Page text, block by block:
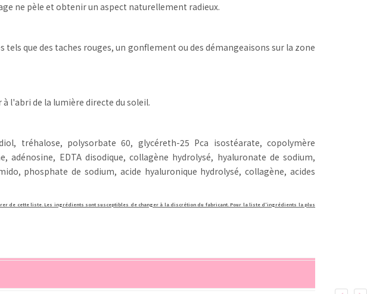
ne pèle et obtenir un aspect naturellement radieux.
que des taches rouges, un gonflement ou des démangeaisons sur la zone
l'abri de la lumière directe du soleil.
tréhalose, polysorbate 60, glycéreth-25 Pca isostéarate, copolymère
EDTA disodique, collagène hydrolysé, hyaluronate de sodium,
phosphate de sodium, acide hyaluronique hydrolysé, collagène, acides
de cette liste. Les ingrédients sont susceptibles de changer à la discrétion du fabricant. Pour la liste d'ingrédients la plus